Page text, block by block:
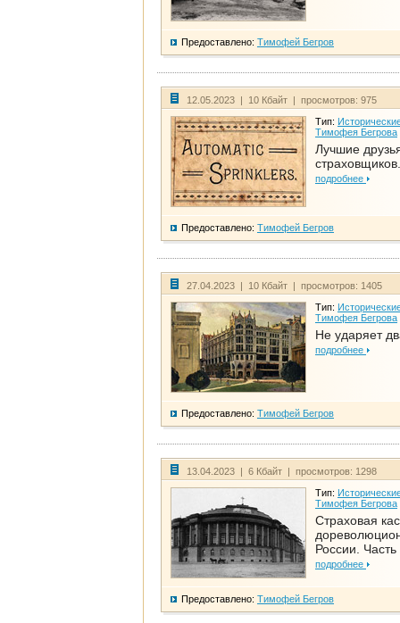
Предоставлено: Тимофей Бегров
12.05.2023 | 10 Кбайт | просмотров: 975
Тип:
Тимофея Бегрова
Лучшие
подробнее
Предоставлено: Тимофей Бегров
27.04.2023 | 10 Кбайт | просмотров: 1405
Тип:
Тимофея Бегрова
Не ударяет
подробнее
Предоставлено: Тимофей Бегров
13.04.2023 | 6 Кбайт | просмотров: 1298
Тип:
Тимофея Бегрова
Страховая
России. Часть
подробнее
Предоставлено: Тимофей Бегров